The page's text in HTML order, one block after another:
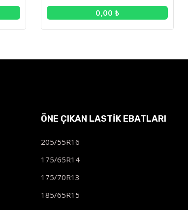
0,00 ₺
ÖNE ÇIKAN LASTIK EBATLARI
205/55R16
175/65R14
175/70R13
185/65R15